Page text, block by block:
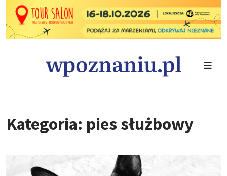
Kategoria: pies służbowy